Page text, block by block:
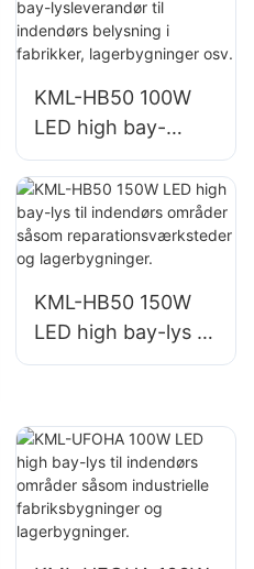
belysning i
fabrikker,
KML-HB50 100W
LED high bay-
lysleverandør til
indendørs
belysning i
fabrikker,
KML-HB50 150W
LED high bay-lys til
indendørs områder
reparationsværkste
der og
lagerbygninger.